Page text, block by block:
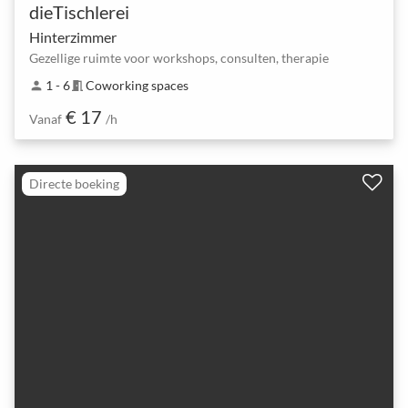
dieTischlerei
Hinterzimmer
Gezellige ruimte voor workshops, consulten, therapie
person 1 - 6meeting_room Coworking spaces
Vanaf € 17 /h
Directe boeking